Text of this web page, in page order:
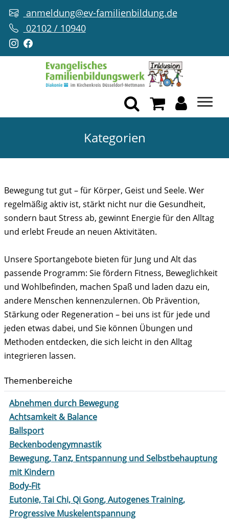
anmeldung@ev-familienbildung.de
02102 / 10940
Kategorien
SPORT
Bewegung tut gut – für Körper, Geist und Seele. Wer
regelmäßig aktiv ist, stärkt nicht nur die Gesundheit,
sondern baut Stress ab, gewinnt Energie für den Alltag
und erlebt Freude an neuen Aktivitäten.
Unsere Sportangebote bieten für Jung und Alt das
passende Programm: Sie fördern Fitness, Beweglichkeit
und Wohlbefinden, machen Spaß und laden dazu ein,
andere Menschen kennenzulernen. Ob Prävention,
Stärkung oder Regeneration – bei uns ist für jede und
jeden etwas dabei, und Sie können Übungen und
Methoden entdecken, die sich leicht in den Alltag
integrieren lassen.
Themenbereiche
Abnehmen durch Bewegung
Achtsamkeit & Balance
Ballsport
Beckenbodengymnastik
Bewegung, Tanz, Entspannung und Selbstbehauptung
mit Kindern
Body-Fit
Eutonie, Tai Chi, Qi Gong, Autogenes Training,
Progressive Muskelentspannung